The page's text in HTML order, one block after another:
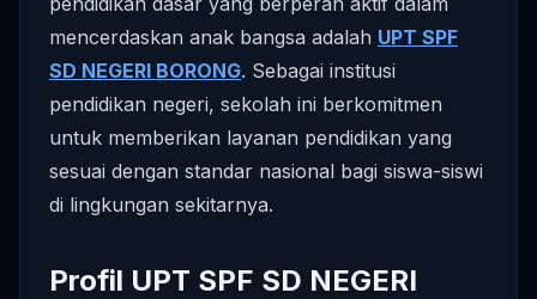
mencerdaskan anak bangsa adalah UPT SPF
SD NEGERI BORONG. Sebagai institusi
pendidikan negeri, sekolah ini berkomitmen
untuk memberikan layanan pendidikan yang
sesuai dengan standar nasional bagi siswa-siswi
di lingkungan sekitarnya.
Profil UPT SPF SD NEGERI